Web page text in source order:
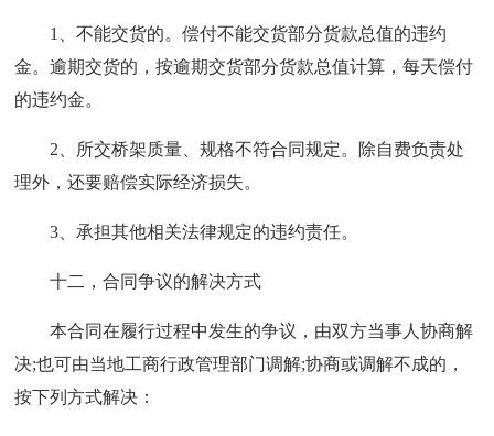
1、不能交货的。偿付不能交货部分货款总值的违约
金。逾期交货的，按逾期交货部分货款总值计算，每天偿付
的违约金。
2、所交桥架质量、规格不符合同规定。除自费负责处
理外，还要赔偿实际经济损失。
3、承担其他相关法律规定的违约责任。
十二，合同争议的解决方式
本合同在履行过程中发生的争议，由双方当事人协商解
决;也可由当地工商行政管理部门调解;协商或调解不成的，
按下列方式解决：